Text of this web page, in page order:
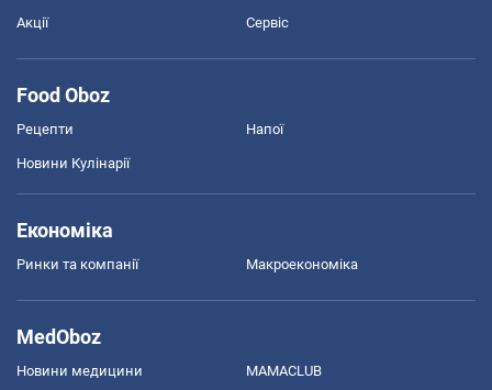
Акції Сервіс
Food Oboz
Рецепти Напої
Новини Кулінарії
Економіка
Ринки та компанії Макроекономіка
MedOboz
Новини медицини MAMACLUB